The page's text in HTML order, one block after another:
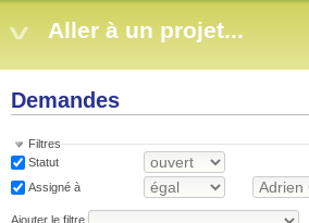
Aller à un projet...
Demandes
Filtres
Statut
Assigné à
Ajouter le filtre